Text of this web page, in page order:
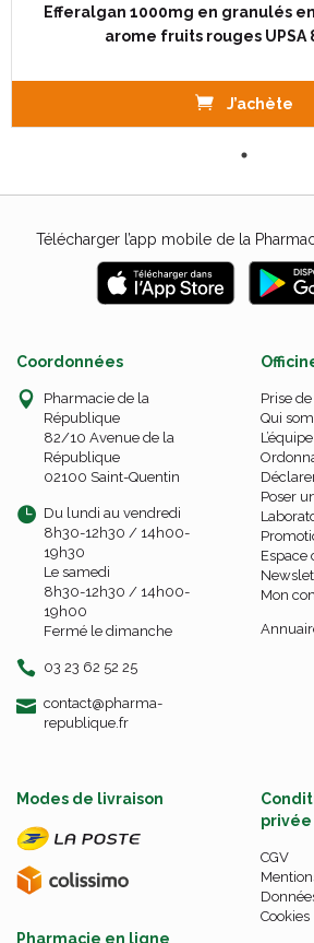
Efferalgan 1000mg en granulés
arome fruits rouges UPSA
J’achète
Télécharger l’app mobile de la
Coordonnées
Pharmacie de la
République
82/10 Avenue de la
République
02100 Saint-Quentin
Du lundi au vendredi
8h30-12h30 / 14h00-
19h30
Le samedi
8h30-12h30 / 14h00-
19h00
Fermé le dimanche
03 23 62 52 25
contact-
@-
pharma-
republique.fr
Prise
Qui
Poser
Espace
Mon
Modes de livraison
Pharmacie en ligne
privée
CGV
Cookies